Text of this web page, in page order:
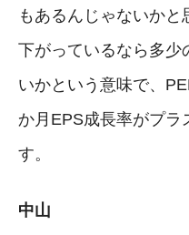
もあるんじゃないか
下がっているなら多少
いかという意味で、
か月EPS成長率がプラ
す。
中山